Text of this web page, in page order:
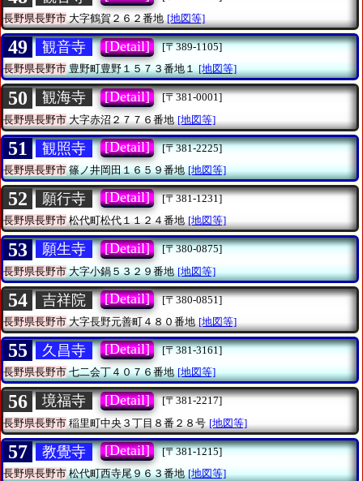
長野県長野市大字鶴賀２６２番地 [地図等]
49 観音寺 [Detail]
[〒389-1105]
長野県長野市豊野町豊野１５７３番地１ [地図等]
50 観海寺 [Detail]
[〒381-0001]
長野県長野市 大字赤沼２７７６番地 [地図等]
51 観照寺 [Detail]
[〒381-2225]
長野県長野市篠ノ井岡田１６５９番地 [地図等]
52 願行寺 [Detail]
[〒381-1231]
長野県長野市松代町松代１１２４番地 [地図等]
53 願生寺 [Detail]
[〒380-0875]
長野県長野市大字小鍋５３２９番地 [地図等]
54 吉祥院 [Detail]
[〒380-0851]
長野県長野市大字長野元善町４８０番地 [地図等]
55 久昌寺 [Detail]
[〒381-3161]
長野県長野市七二会丁４０７６番地 [地図等]
56 境福寺 [Detail]
[〒381-2217]
長野県長野市 稲里町中央３丁目８番２８号 [地図等]
57 教覺寺 [Detail]
[〒381-1215]
長野県長野市松代町西寺尾９６３番地 [地図等]